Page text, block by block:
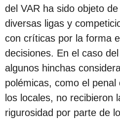
i
ó
n
del VAR ha sido objeto
diversas ligas y
con críticas por la forma
decisiones. En el caso
algunos hinchas
polémicas, como el
los locales, no recibieron
rigurosidad por parte de